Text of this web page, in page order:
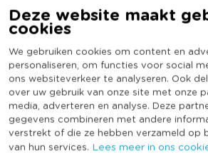
Deze website maakt
cookies
We gebruiken cookies om content en
personaliseren, om functies voor social
ons websiteverkeer te analyseren. Ook
over uw gebruik van onze site met onze
media, adverteren en analyse. Deze
gegevens combineren met andere
verstrekt of die ze hebben verzameld op
van hun services. Lees meer in ons
- De set bevat een jumpsuit, masker, riem
Materiaal
Kleur
Duurzaamheidsscore
Heb jij Darth Vader kostuum -
een review!